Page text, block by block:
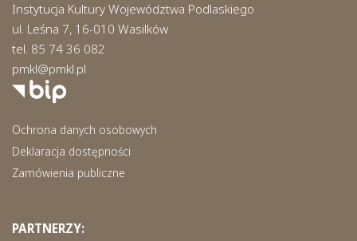
Instytucja Kultury Województwa Podlaskiego
ul. Leśna 7, 16-010 Wasilków
tel. 85 74 36 082
pmkl@pmkl.pl
Ochrona danych osobowych
Deklaracja dostępności
Zamówienia publiczne
PARTNERZY: